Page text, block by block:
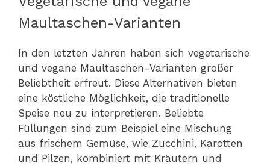
Maultaschen-Varianten
In den letzten Jahren haben sich vegetarische
und vegane Maultaschen-Varianten großer
Beliebtheit erfreut. Diese Alternativen bieten
eine köstliche Möglichkeit, die traditionelle
Speise neu zu interpretieren. Beliebte
Füllungen sind zum Beispiel eine Mischung
aus frischem Gemüse, wie Zucchini, Karotten
und Pilzen, kombiniert mit Kräutern und